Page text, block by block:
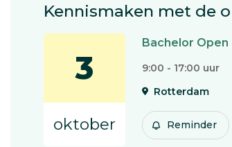
Kennismaken met de
3
oktober
Bachelor
9:00 - 17:00 uur
Rotterdam
Reminder